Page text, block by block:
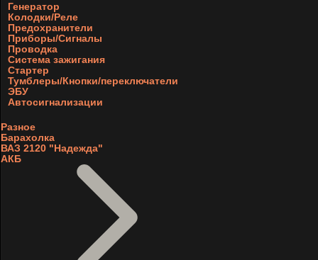
Генератор
Колодки/Реле
Предохранители
Приборы/Сигналы
Проводка
Система зажигания
Стартер
Тумблеры/Кнопки/переключатели
ЭБУ
Автосигнализации
Разное
Барахолка
ВАЗ 2120 "Надежда"
АКБ